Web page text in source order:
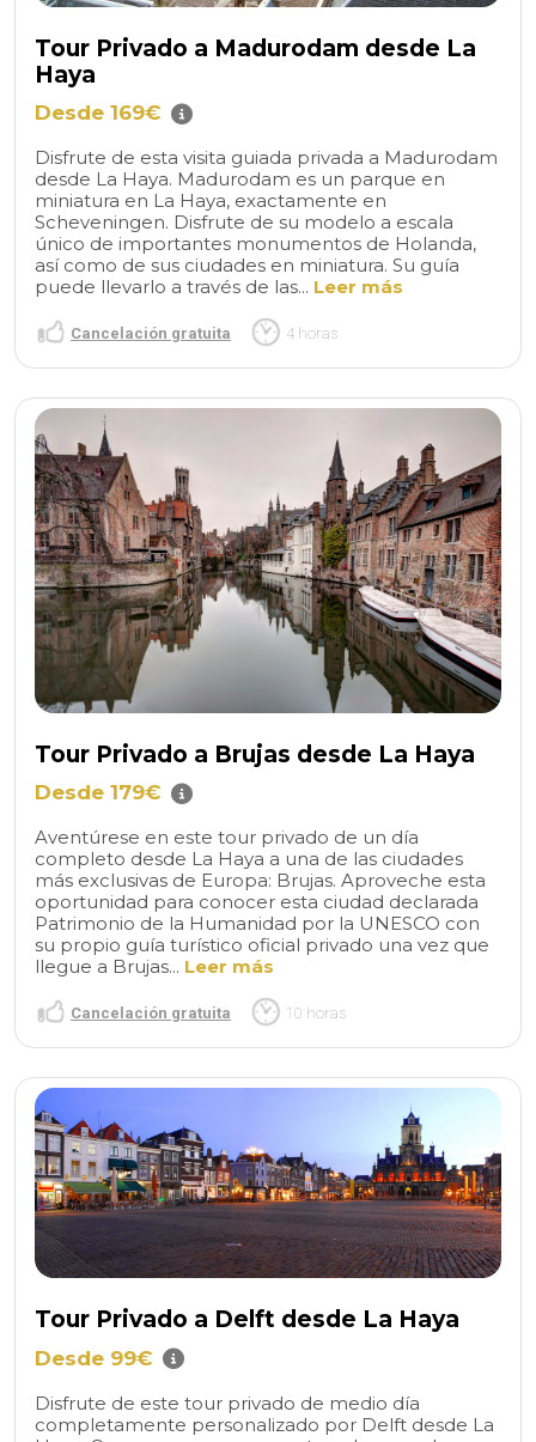
Tour Privado a Madurodam desde La
Haya
Desde 169€
Disfrute de esta visita guiada privada a Madurodam
desde La Haya. Madurodam es un parque en
miniatura en La Haya, exactamente en
Scheveningen. Disfrute de su modelo a escala
único de importantes monumentos de Holanda,
así como de sus ciudades en miniatura. Su guía
puede llevarlo a través de las... Leer más
Cancelación gratuita 4 horas
Tour Privado a Brujas desde La Haya
Desde 179€
Aventúrese en este tour privado de un día
completo desde La Haya a una de las ciudades
más exclusivas de Europa: Brujas. Aproveche esta
oportunidad para conocer esta ciudad declarada
Patrimonio de la Humanidad por la UNESCO con
su propio guía turístico oficial privado una vez que
llegue a Brujas... Leer más
Cancelación gratuita 10 horas
Tour Privado a Delft desde La Haya
Desde 99€
Disfrute de este tour privado de medio día
completamente personalizado por Delft desde La